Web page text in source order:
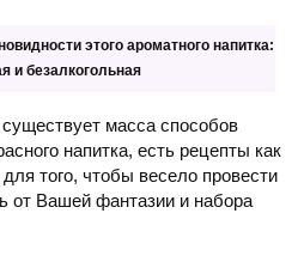
этого ароматного напитка:
и безалкогольная
масса способов
напитка, есть рецепты как
того, чтобы весело провести
от Вашей фантазии и набора